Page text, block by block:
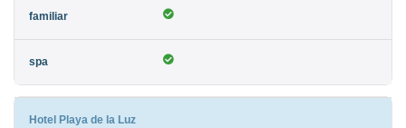
Hotel Playa de la Luz